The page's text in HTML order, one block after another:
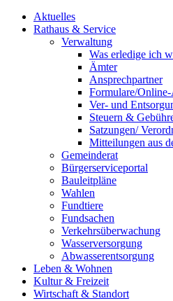
Aktuelles
Rathaus & Service
Verwaltung
Was erledige ich
Ämter
Ansprechpartner
Formulare/
Ver- und
Steuern &
Satzungen/
Mitteilungen aus
Gemeinderat
Bürgerserviceportal
Bauleitpläne
Wahlen
Fundtiere
Fundsachen
Verkehrsüberwachung
Wasserversorgung
Abwasserentsorgung
Leben & Wohnen
Kultur & Freizeit
Wirtschaft & Standort